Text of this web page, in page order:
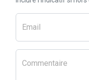
Email
Commentaire